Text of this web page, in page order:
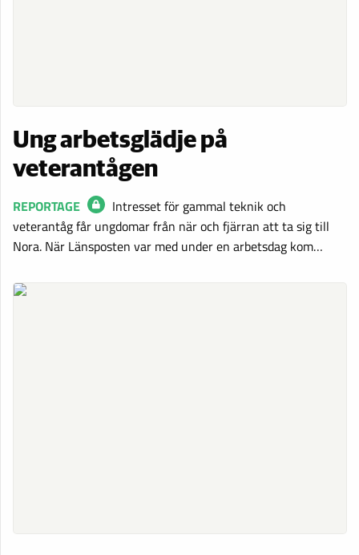
Ung arbetsglädje på
veterantågen
REPORTAGE
Intresset för gammal teknik och
veterantåg får ungdomar från när och fjärran att ta sig till
Nora. När Länsposten var med under en arbetsdag kom…